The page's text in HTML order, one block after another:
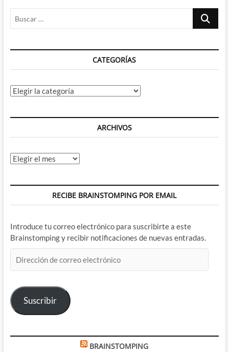
Buscar
CATEGORÍAS
Categorías
ARCHIVOS
Archivos
RECIBE BRAINSTOMPING POR EMAIL
Introduce tu correo electrónico para suscribirte a este
Brainstomping y recibir notificaciones de nuevas entradas.
de
electrónico
Suscribir
BRAINSTOMPING